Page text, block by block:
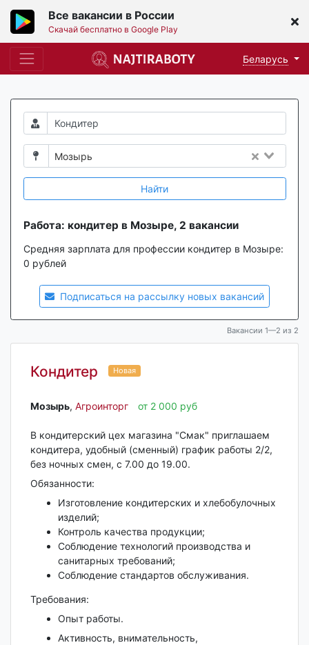
Все вакансии в России
Скачай бесплатно в Google Play
Беларусь
Мозырь
Найти
Работа: кондитер в Мозыре, 2 вакансии
Средняя зарплата для профессии кондитер в Мозыре:
0 рублей
Подписаться на рассылку новых вакансий
Вакансии 1—2 из 2
Кондитер Новая
Мозырь‎, Агроинторг от 2 000 руб
В кондитерский цех магазина "Смак" приглашаем
кондитера, удобный (сменный) график работы 2/2,
без ночных смен, с 7.00 до 19.00.
Обязанности:
Изготовление кондитерских и хлебобулочных
изделий;
Контроль качества продукции;
Соблюдение технологий производства и
санитарных требований;
Соблюдение стандартов обслуживания.
Требования:
Опыт работы.
Активность, внимательность,